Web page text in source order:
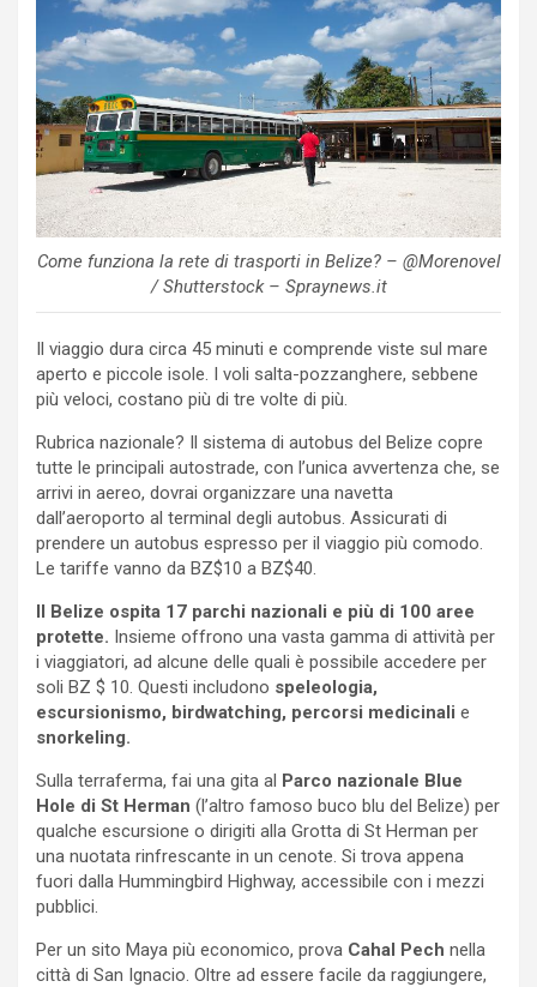
Come funziona la rete di trasporti in Belize? – @Morenovel
/ Shutterstock – Spraynews.it
Il viaggio dura circa 45 minuti e comprende viste sul mare
aperto e piccole isole. I voli salta-pozzanghere, sebbene
più veloci, costano più di tre volte di più.
Rubrica nazionale? Il sistema di autobus del Belize copre
tutte le principali autostrade, con l’unica avvertenza che, se
arrivi in ​​aereo, dovrai organizzare una navetta
dall’aeroporto al terminal degli autobus. Assicurati di
prendere un autobus espresso per il viaggio più comodo.
Le tariffe vanno da BZ$10 a BZ$40.
Il Belize ospita 17 parchi nazionali e più di 100 aree
protette. Insieme offrono una vasta gamma di attività per
i viaggiatori, ad alcune delle quali è possibile accedere per
soli BZ $ 10. Questi includono speleologia,
escursionismo, birdwatching, percorsi medicinali e
snorkeling.
Sulla terraferma, fai una gita al Parco nazionale Blue
Hole di St Herman (l’altro famoso buco blu del Belize) per
qualche escursione o dirigiti alla Grotta di St Herman per
una nuotata rinfrescante in un cenote. Si trova appena
fuori dalla Hummingbird Highway, accessibile con i mezzi
pubblici.
Per un sito Maya più economico, prova Cahal Pech nella
città di San Ignacio. Oltre ad essere facile da raggiungere,